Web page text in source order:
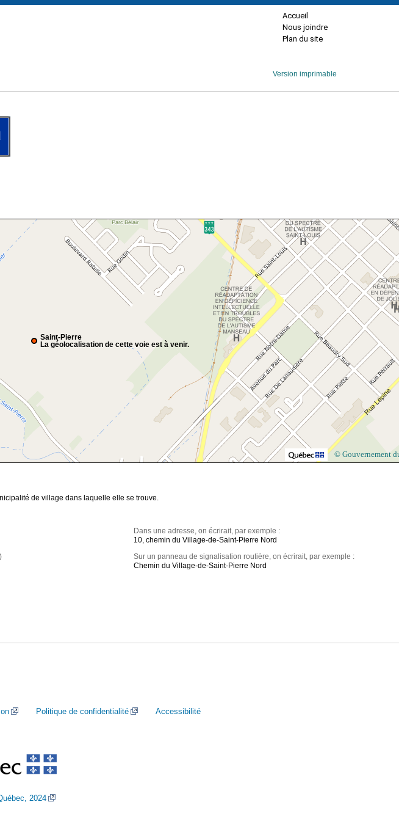
Accueil
Nous joindre
Plan du site
Version imprimable
Saint-Pierre
La géolocalisation de cette voie est à venir.
© Gouvernement
de village dans laquelle elle se trouve.
Dans une adresse, on écrirait, par exemple :
10, chemin du Village-de-Saint-Pierre Nord
Sur un panneau de signalisation routière, on écrirait, par exemple :
Chemin du Village-de-Saint-Pierre Nord
Politique de confidentialité Accessibilité
2024